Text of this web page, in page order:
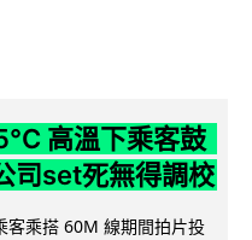
高溫下乘客鼓
司set死無得調校
客乘搭 60M 線期間拍片投